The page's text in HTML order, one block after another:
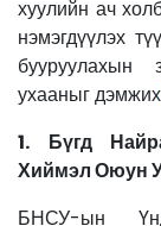
хуулийн ач
нэмэгдүүлэх
бууруулахын
ухааныг дэмжих
1. Бүгд
Хиймэл Оюун
БНСУ-ын